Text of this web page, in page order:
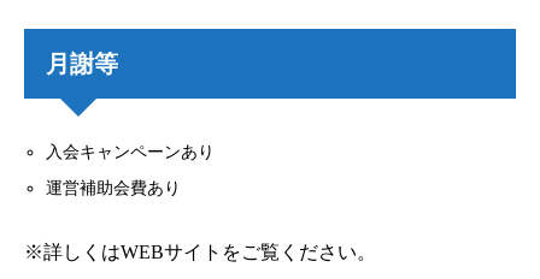
月謝等
入会キャンペーンあり
運営補助会費あり
※詳しくはWEBサイトをご覧ください。